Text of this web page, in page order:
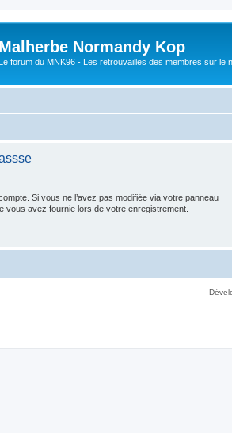
Malherbe Normandy Kop
forum du MNK96 - Les retrouvailles des membres sur le
Si vous ne l’avez pas modifiée via votre panneau
vous avez fournie lors de votre enregistrement.